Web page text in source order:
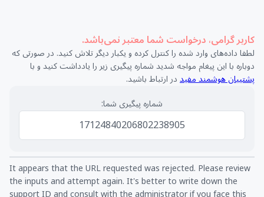
کاربر گرامی، درخواست شما معتبر نمی‌باشد.
لطفا داده‌های وارد شده را کنترل کرده و یکبار دیگر تلاش کنید. در صورتی که
دوباره با این پیغام مواجه شدید شماره پیگیری زیر را یادداشت کنید و با
پشتیبان هوشمند مفیددر ارتباط باشید.
شماره پیگیری شما:
17124840206802238905
It appears that the URL requested was rejected. Please review
the inputs and attempt again. It's better to write down the